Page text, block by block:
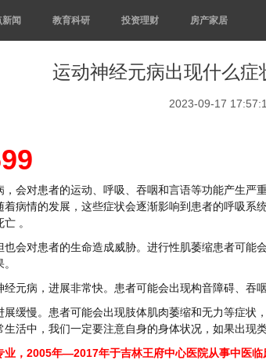
新闻 教育科研 投资理财 房产家居
运动神经元病出现什么症
2023-09-17
会对患者的运动、呼吸、吞咽和言语等功能产生
病情的发展，这些症状会逐渐影响到患者的呼吸
。
会对患者的生命造成威胁。 进行性肌萎缩患者可能
元病，进展非常快。患者可能会出现构音障碍、吞
缓慢。患者可能会出现肢体肌肉萎缩和无力等症
活中，我们一定要注意自身的身体状况，如果出现
，2005年—2017年于吉林王府中心医院从事中医